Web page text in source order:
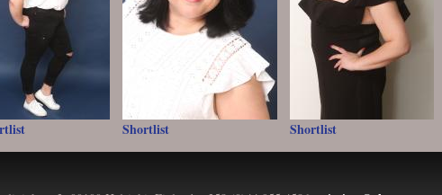
Shortlist Shortlist